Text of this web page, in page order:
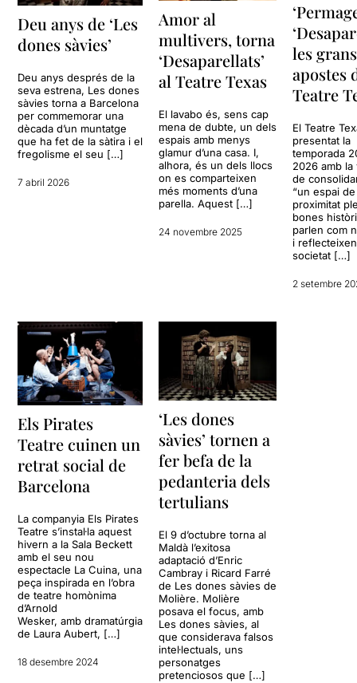
Deu anys de ‘Les
dones sàvies’
Deu anys després de la
seva estrena, Les dones
sàvies torna a Barcelona
per commemorar una
dècada d’un muntatge
que ha fet de la sàtira i el
fregolisme el seu […]
7 abril 2026
Amor al
multivers, torna
‘Desaparellats’
al Teatre Texas
El lavabo és, sens cap
mena de dubte, un dels
espais amb menys
glamur d’una casa. I,
alhora, és un dels llocs
on es comparteixen
més moments d’una
parella. Aquest […]
24 novembre 2025
les grans
apostes
Teatre
El Teatre
presentat la
temporada
2026 amb la
de
“un espai de
proximitat
bones
parlen com
i
societat […]
2 setembre
Els Pirates
Teatre cuinen un
retrat social de
Barcelona
La companyia Els Pirates
Teatre s’instal·la aquest
hivern a la Sala Beckett
amb el seu nou
espectacle La Cuina, una
peça inspirada en l’obra
de teatre homònima
d’Arnold
Wesker, amb dramatúrgia
de Laura Aubert, […]
18 desembre 2024
‘Les dones
sàvies’ tornen a
fer befa de la
pedanteria dels
tertulians
El 9 d’octubre torna al
Maldà l’exitosa
adaptació d’Enric
Cambray i Ricard Farré
de Les dones sàvies de
Molière. Molière
posava el focus, amb
Les dones sàvies, al
que considerava falsos
intel·lectuals, uns
personatges
pretenciosos que […]